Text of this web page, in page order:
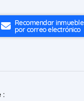
Recomendar inmueble
por correo electrónico
: